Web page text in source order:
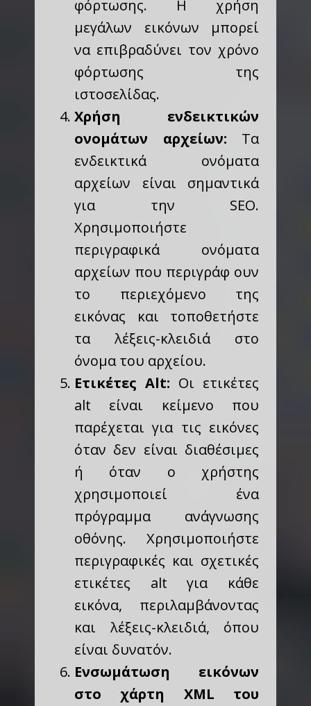
φόρτωσης. Η χρήση
μεγάλων εικόνων μπορεί
να επιβραδύνει τον χρόνο
φόρτωσης της
ιστοσελίδας.
Χρήση ενδεικτικών
ονομάτων αρχείων: Τα
ενδεικτικά ονόματα
αρχείων είναι σημαντικά
για την SEO.
Χρησιμοποιήστε
περιγραφικά ονόματα
αρχείων που περιγράφ ουν
το περιεχόμενο της
εικόνας και τοποθετήστε
τα λέξεις-κλειδιά στο
όνομα του αρχείου.
Ετικέτες Alt: Οι ετικέτες
alt είναι κείμενο που
παρέχεται για τις εικόνες
όταν δεν είναι διαθέσιμες
ή όταν ο χρήστης
χρησιμοποιεί ένα
πρόγραμμα ανάγνωσης
οθόνης. Χρησιμοποιήστε
περιγραφικές και σχετικές
ετικέτες alt για κάθε
εικόνα, περιλαμβάνοντας
και λέξεις-κλειδιά, όπου
είναι δυνατόν.
Ενσωμάτωση εικόνων
στο χάρτη XML του